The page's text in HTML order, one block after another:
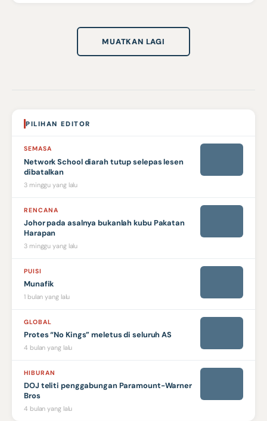
MUATKAN LAGI
PILIHAN EDITOR
SEMASA
Network School diarah tutup selepas lesen
dibatalkan
3 minggu yang lalu
RENCANA
Johor pada asalnya bukanlah kubu Pakatan
Harapan
3 minggu yang lalu
PUISI
Munafik
1 bulan yang lalu
GLOBAL
Protes “No Kings” meletus di seluruh AS
4 bulan yang lalu
HIBURAN
DOJ teliti penggabungan Paramount-Warner
Bros
4 bulan yang lalu